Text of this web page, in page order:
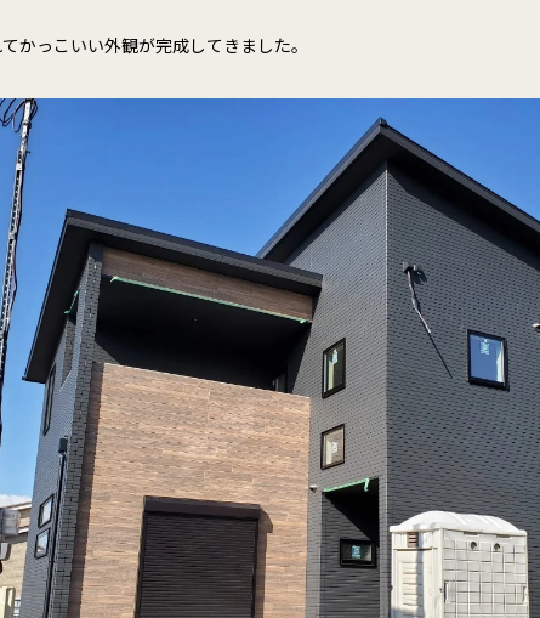
かっこいい外観が完成してきました。